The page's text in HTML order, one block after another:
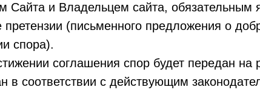
Сайта и Владельцем сайта, обязательным
(письменного предложения о
спора).
соглашения спор будет передан на
в соответствии с действующим